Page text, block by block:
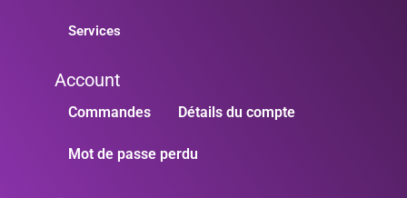
Services
Account
Commandes Détails du compte
Mot de passe perdu